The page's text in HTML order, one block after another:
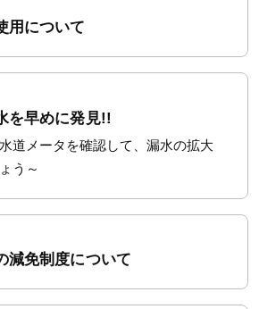
用について
を早めに発見!!
道メータを確認して、漏水の拡大
う～
減免制度について